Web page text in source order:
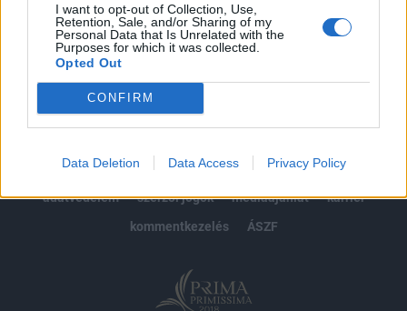
I want to opt-out of Collection, Use,
Retention, Sale, and/or Sharing of my
Personal Data that Is Unrelated with the
Purposes for which it was collected.
Opted Out
CONFIRM
Data Deletion Data Access Privacy Policy
impresszum
jogi nyilatkozat
süti beállítások
adatvédelem
szerzői jogok médiaajánlat
karrier
kommentkezelés
ÁSZF